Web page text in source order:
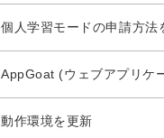
個人学習モードの申請方法
AppGoat (ウェブアプリケ
動作環境を更新